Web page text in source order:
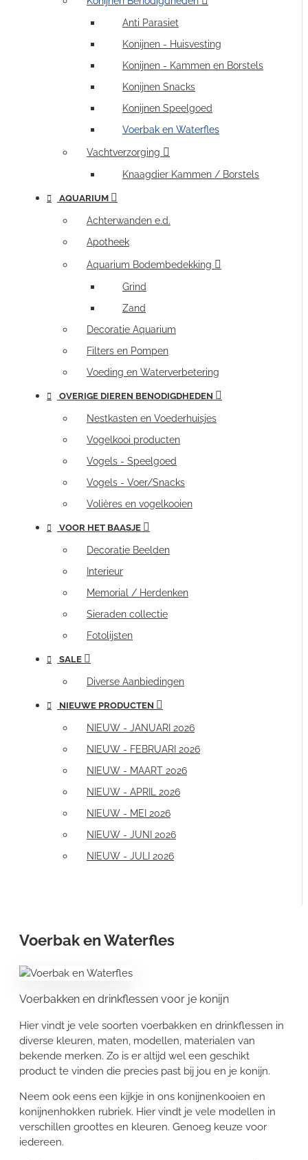
Anti Parasiet
Konijnen - Huisvesting
Konijnen - Kammen en Borstels
Konijnen Snacks
Konijnen Speelgoed
Voerbak en Waterfles
Vachtverzorging
Knaagdier Kammen / Borstels
AQUARIUM
Achterwanden e.d.
Apotheek
Aquarium Bodembedekking
Grind
Zand
Decoratie Aquarium
Filters en Pompen
Voeding en Waterverbetering
OVERIGE DIEREN BENODIGDHEDEN
Nestkasten en Voederhuisjes
Vogelkooi producten
Vogels - Speelgoed
Vogels - Voer/Snacks
Volières en vogelkooien
VOOR HET BAASJE
Decoratie Beelden
Interieur
Memorial / Herdenken
Sieraden collectie
Fotolijsten
SALE
Diverse Aanbiedingen
NIEUWE PRODUCTEN
NIEUW - JANUARI 2026
NIEUW - FEBRUARI 2026
NIEUW - MAART 2026
NIEUW - APRIL 2026
NIEUW - MEI 2026
NIEUW - JUNI 2026
NIEUW - JULI 2026
Voerbak en Waterfles
Voerbakken en drinkflessen voor je konijn
Hier vindt je vele soorten voerbakken en drinkflessen in
diverse kleuren, maten, modellen, materialen van
bekende merken. Zo is er altijd wel een geschikt
product te vinden die precies past bij jou en je konijn.
Neem ook eens een kijkje in ons konijnenkooien en
konijnenhokken rubriek. Hier vindt je vele modellen in
verschillen groottes en kleuren. Genoeg keuze voor
iedereen.